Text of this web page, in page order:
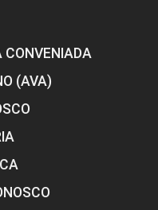
CONVENIADA
(AVA)